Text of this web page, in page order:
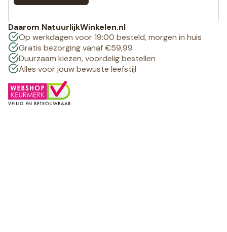
Daarom NatuurlijkWinkelen.nl
Op werkdagen voor 19:00 besteld, morgen in huis
Gratis bezorging vanaf €59,99
Duurzaam kiezen, voordelig bestellen
Alles voor jouw bewuste leefstijl